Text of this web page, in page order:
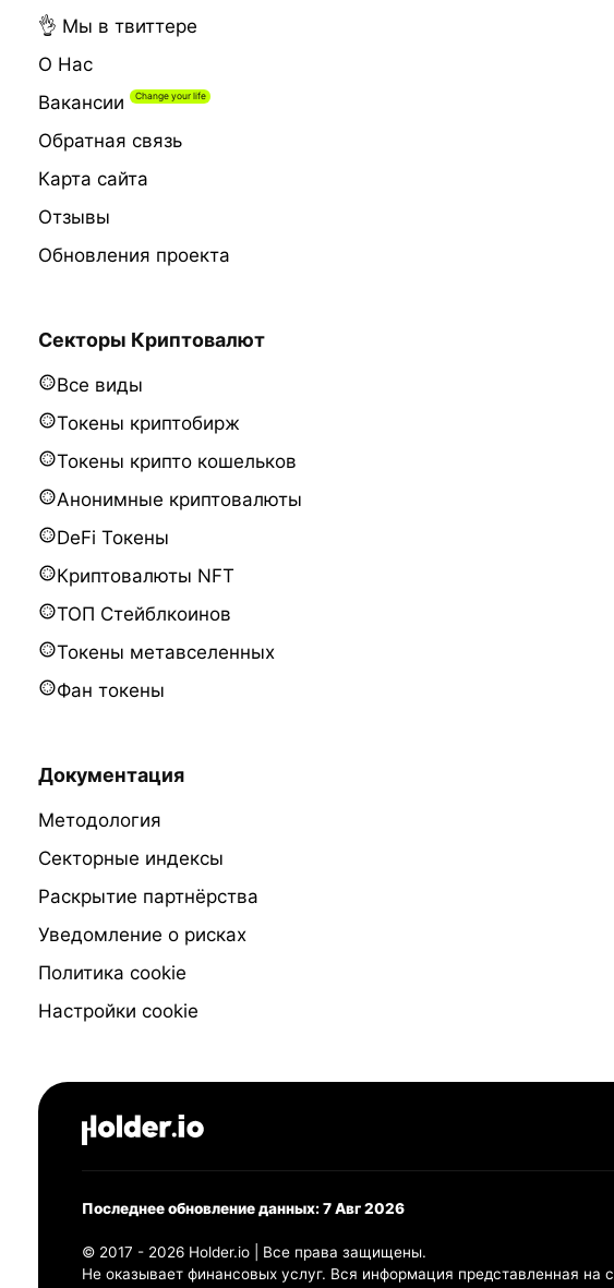
👌 Мы в твиттере
О Нас
Вакансии
Обратная связь
Карта сайта
Отзывы
Обновления проекта
Секторы Криптовалют
Все виды
Токены криптобирж
Токены крипто кошельков
Анонимные криптовалюты
DeFi Токены
Криптовалюты NFT
ТОП Стейблкоинов
Токены метавселенных
Фан токены
Документация
Методология
Секторные индексы
Раскрытие партнёрства
Уведомление о рисках
Политика cookie
Настройки cookie
Последнее обновление данных: 7 Авг 2026
© 2017 - 2026 Holder.io | Все права защищены.
Не оказывает финансовых услуг. Вся информация представленная на